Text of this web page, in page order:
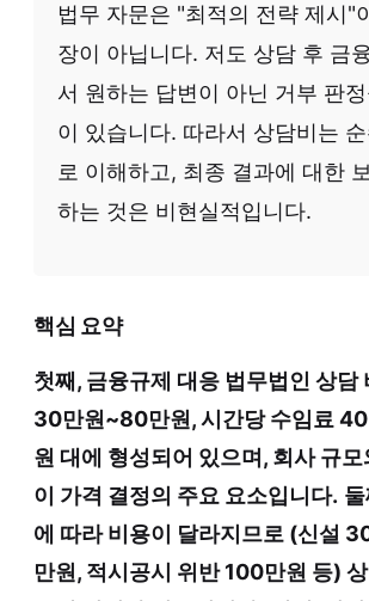
법무 자문은 "최적의 전략 제시"
장이 아닙니다. 저도 상담 후 금
서 원하는 답변이 아닌 거부 판
이 있습니다. 따라서 상담비는
로 이해하고, 최종 결과에 대한
하는 것은 비현실적입니다.
핵심 요약
첫째, 금융규제 대응 법무법인 상담
30만원~80만원, 시간당 수임료
원 대에 형성되어 있으며, 회사 규
이 가격 결정의 주요 요소입니다.
에 따라 비용이 달라지므로 (신설
만원, 적시공시 위반 100만원 등)